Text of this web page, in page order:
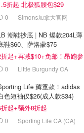
折起 北极狐腰包$29
0 Simons加拿大官网
潮鞋抄底 | NB 爆款204L薄
鞋$60、萨洛蒙$75
起+再减$10+免邮！昂跑参
0
Little Burgundy CA
Life 薅童款！adidas
色短袖仅$26(成人款$34)
起+额外8折起
0 Sporting Life CA (CA)